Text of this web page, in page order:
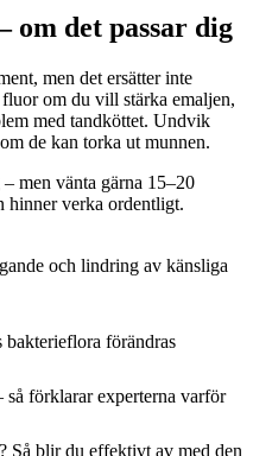
om det passar dig
men det ersätter inte
om du vill stärka emaljen,
med tandköttet. Undvik
de kan torka ut munnen.
men vänta gärna 15–20
hinner verka ordentligt.
och lindring av känsliga
bakterieflora förändras
så förklarar experterna varför
Så blir du effektivt av med den